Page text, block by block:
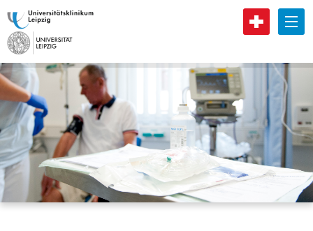
B